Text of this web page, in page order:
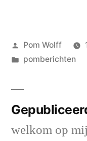
Geplaatst
door
Pom Wolff
Geplaatst
pomberichten
welkom op